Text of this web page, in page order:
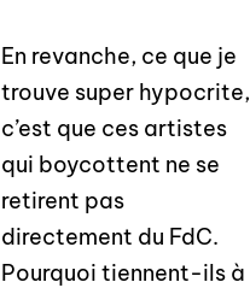
En revanche, ce que je
trouve super hypocrite,
c’est que ces artistes
qui boycottent ne se
retirent pas
directement du FdC.
Pourquoi tiennent-ils à